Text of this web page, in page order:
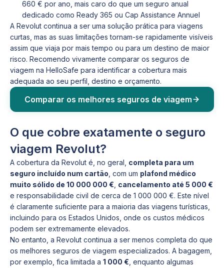
660 € por ano, mais caro do que um seguro anual
dedicado como Ready 365 ou Cap Assistance Annuel
A Revolut continua a ser uma solução prática para viagens
curtas, mas as suas limitações tornam-se rapidamente visíveis
assim que viaja por mais tempo ou para um destino de maior
risco. Recomendo vivamente comparar os seguros de
viagem na HelloSafe para identificar a cobertura mais
adequada ao seu perfil, destino e orçamento.
Comparar os melhores seguros de viagem
O que cobre exatamente o seguro
viagem Revolut?
A cobertura da Revolut é, no geral, completa para um
seguro incluído num cartão , com um plafond médico
muito sólido de 10 000 000 € cancelamento até 5 000 €
e responsabilidade civil de cerca de 1 000 000 €. Este nível
é claramente suficiente para a maioria das viagens turísticas,
incluindo para os Estados Unidos, onde os custos médicos
podem ser extremamente elevados.
No entanto, a Revolut continua a ser menos completa do que
os melhores seguros de viagem especializados. A bagagem,
por exemplo, fica limitada a 1 000 € , enquanto algumas